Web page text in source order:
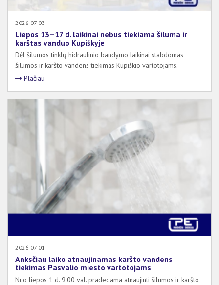
2026 07 03
Liepos 13–17 d. laikinai nebus tiekiama šiluma ir
karštas vanduo Kupiškyje
Dėl šilumos tinklų hidraulinio bandymo laikinai stabdomas
šilumos ir karšto vandens tiekimas Kupiškio vartotojams.
Plačiau
2026 07 01
Anksčiau laiko atnaujinamas karšto vandens
tiekimas Pasvalio miesto vartotojams
Nuo liepos 1 d. 9.00 val. pradedama atnaujinti šilumos ir karšto